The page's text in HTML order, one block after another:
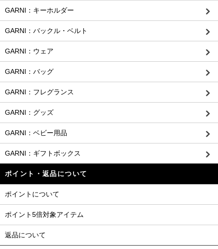
GARNI：キーホルダー
GARNI：バックル・ベルト
GARNI：ウェア
GARNI：バッグ
GARNI：フレグランス
GARNI：グッズ
GARNI：ベビー用品
GARNI：ギフトボックス
ポイント・返品について
ポイントについて
ポイント5倍対象アイテム
返品について